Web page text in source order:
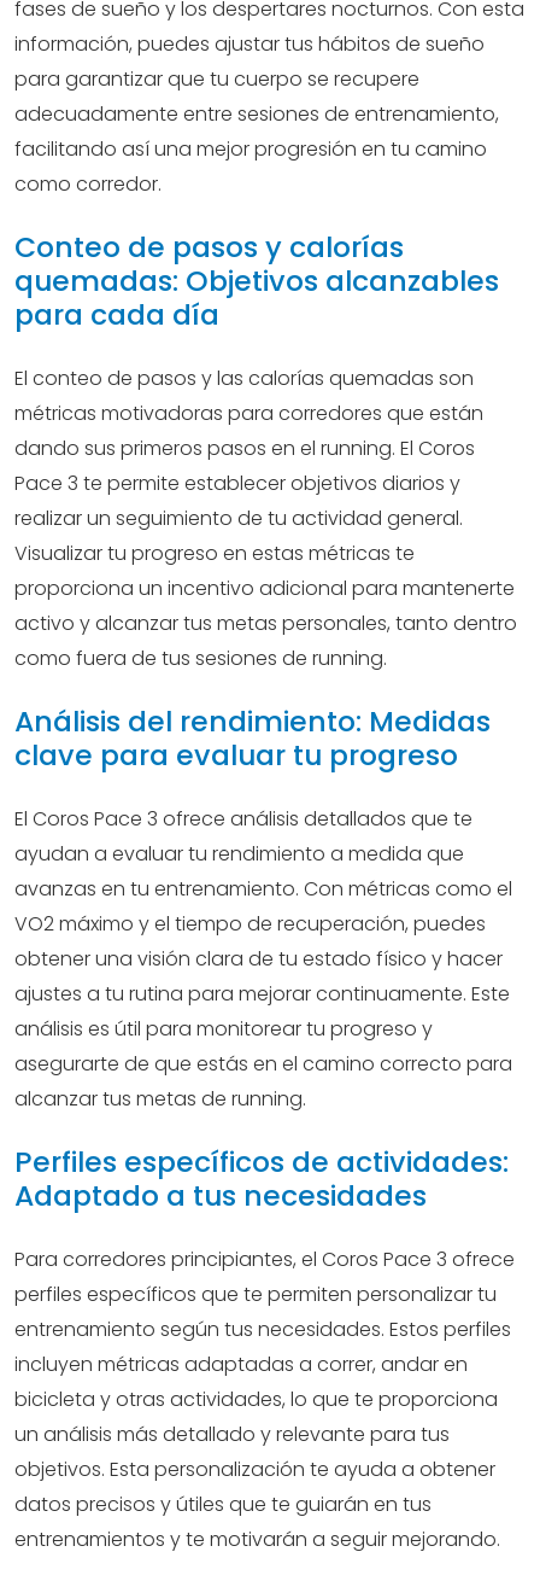
fases de sueño y los despertares nocturnos. Con esta
información, puedes ajustar tus hábitos de sueño
para garantizar que tu cuerpo se recupere
adecuadamente entre sesiones de entrenamiento,
facilitando así una mejor progresión en tu camino
como corredor.
Conteo de pasos y calorías
quemadas: Objetivos alcanzables
para cada día
El conteo de pasos y las calorías quemadas son
métricas motivadoras para corredores que están
dando sus primeros pasos en el running. El Coros
Pace 3 te permite establecer objetivos diarios y
realizar un seguimiento de tu actividad general.
Visualizar tu progreso en estas métricas te
proporciona un incentivo adicional para mantenerte
activo y alcanzar tus metas personales, tanto dentro
como fuera de tus sesiones de running.
Análisis del rendimiento: Medidas
clave para evaluar tu progreso
El Coros Pace 3 ofrece análisis detallados que te
ayudan a evaluar tu rendimiento a medida que
avanzas en tu entrenamiento. Con métricas como el
VO2 máximo y el tiempo de recuperación, puedes
obtener una visión clara de tu estado físico y hacer
ajustes a tu rutina para mejorar continuamente. Este
análisis es útil para monitorear tu progreso y
asegurarte de que estás en el camino correcto para
alcanzar tus metas de running.
Perfiles específicos de actividades:
Adaptado a tus necesidades
Para corredores principiantes, el Coros Pace 3 ofrece
perfiles específicos que te permiten personalizar tu
entrenamiento según tus necesidades. Estos perfiles
incluyen métricas adaptadas a correr, andar en
bicicleta y otras actividades, lo que te proporciona
un análisis más detallado y relevante para tus
objetivos. Esta personalización te ayuda a obtener
datos precisos y útiles que te guiarán en tus
entrenamientos y te motivarán a seguir mejorando.